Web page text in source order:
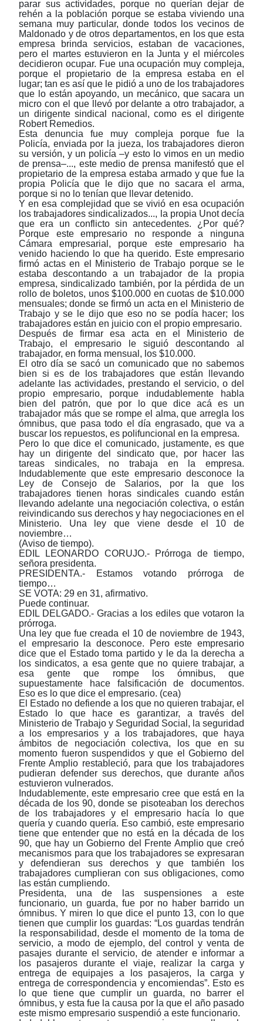
parar sus actividades, porque no querían dejar de
rehén a la población porque se estaba viviendo una
semana muy particular, donde todos los vecinos de
Maldonado y de otros departamentos, en los que esta
empresa brinda servicios, estaban de vacaciones,
pero el martes estuvieron en la Junta y el miércoles
decidieron ocupar. Fue una ocupación muy compleja,
porque el propietario de la empresa estaba en el
lugar; tan es así que le pidió a uno de los trabajadores
que lo están apoyando, un mecánico, que sacara un
micro con el que llevó por delante a otro trabajador, a
un dirigente sindical nacional, como es el dirigente
Robert Remedios.
Esta denuncia fue muy compleja porque fue la
Policía, enviada por la jueza, los trabajadores dieron
su versión, y un policía ‒y esto lo vimos en un medio
de prensa‒..., este medio de prensa manifestó que el
propietario de la empresa estaba armado y que fue la
propia Policía que le dijo que no sacara el arma,
porque si no lo tenían que llevar detenido.
Y en esa complejidad que se vivió en esa ocupación
los trabajadores sindicalizados..., la propia Unot decía
que era un conflicto sin antecedentes. ¿Por qué?
Porque este empresario no responde a ninguna
Cámara empresarial, porque este empresario ha
venido haciendo lo que ha querido. Este empresario
firmó actas en el Ministerio de Trabajo porque se le
estaba descontando a un trabajador de la propia
empresa, sindicalizado también, por la pérdida de un
rollo de boletos, unos $100.000 en cuotas de $10.000
mensuales; donde se firmó un acta en el Ministerio de
Trabajo y se le dijo que eso no se podía hacer; los
trabajadores están en juicio con el propio empresario.
Después de firmar esa acta en el Ministerio de
Trabajo, el empresario le siguió descontando al
trabajador, en forma mensual, los $10.000.
El otro día se sacó un comunicado que no sabemos
bien si es de los trabajadores que están llevando
adelante las actividades, prestando el servicio, o del
propio empresario, porque indudablemente habla
bien del patrón, que por lo que dice acá es un
trabajador más que se rompe el alma, que arregla los
ómnibus, que pasa todo el día engrasado, que va a
buscar los repuestos, es polifuncional en la empresa.
Pero lo que dice el comunicado, justamente, es que
hay un dirigente del sindicato que, por hacer las
tareas sindicales, no trabaja en la empresa.
Indudablemente que este empresario desconoce la
Ley de Consejo de Salarios, por la que los
trabajadores tienen horas sindicales cuando están
llevando adelante una negociación colectiva, o están
reivindicando sus derechos y hay negociaciones en el
Ministerio. Una ley que viene desde el 10 de
noviembre…
(Aviso de tiempo).
EDIL LEONARDO CORUJO.- Prórroga de tiempo,
señora presidenta.
PRESIDENTA.- Estamos votando prórroga de
tiempo…
SE VOTA: 29 en 31, afirmativo.
Puede continuar.
EDIL DELGADO.- Gracias a los ediles que votaron la
prórroga.
Una ley que fue creada el 10 de noviembre de 1943,
el empresario la desconoce. Pero este empresario
dice que el Estado toma partido y le da la derecha a
los sindicatos, a esa gente que no quiere trabajar, a
esa gente que rompe los ómnibus, que
supuestamente hace falsificación de documentos.
Eso es lo que dice el empresario. (cea)
El Estado no defiende a los que no quieren trabajar, el
Estado lo que hace es garantizar, a través del
Ministerio de Trabajo y Seguridad Social, la seguridad
a los empresarios y a los trabajadores, que haya
ámbitos de negociación colectiva, los que en su
momento fueron suspendidos y que el Gobierno del
Frente Amplio restableció, para que los trabajadores
pudieran defender sus derechos, que durante años
estuvieron vulnerados.
Indudablemente, este empresario cree que está en la
década de los 90, donde se pisoteaban los derechos
de los trabajadores y el empresario hacía lo que
quería y cuando quería. Eso cambió, este empresario
tiene que entender que no está en la década de los
90, que hay un Gobierno del Frente Amplio que creó
mecanismos para que los trabajadores se expresaran
y defendieran sus derechos y que también los
trabajadores cumplieran con sus obligaciones, como
las están cumpliendo.
Presidenta, una de las suspensiones a este
funcionario, un guarda, fue por no haber barrido un
ómnibus. Y miren lo que dice el punto 13, con lo que
tienen que cumplir los guardas: “Los guardas tendrán
la responsabilidad, desde el momento de la toma de
servicio, a modo de ejemplo, del control y venta de
pasajes durante el servicio, de atender e informar a
los pasajeros durante el viaje, realizar la carga y
entrega de equipajes a los pasajeros, la carga y
entrega de correspondencia y encomiendas”. Esto es
lo que tiene que cumplir un guarda, no barrer el
ómnibus, y esta fue la causa por la que el año pasado
este mismo empresario suspendió a este funcionario.